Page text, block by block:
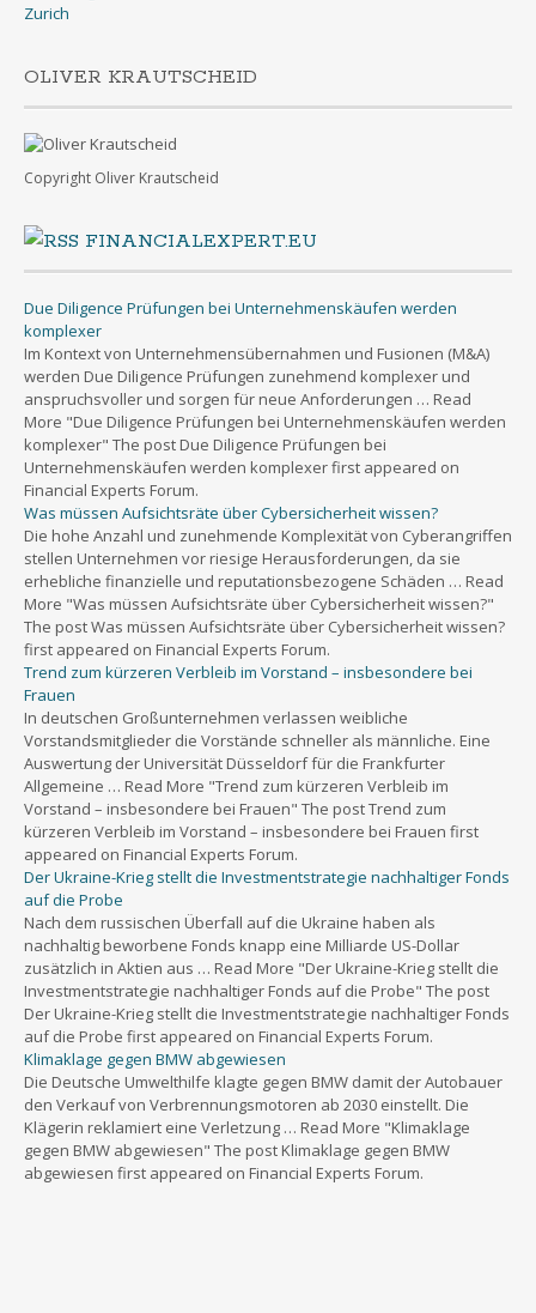
Copyright Oliver Krautscheid
komplexer
Im Kontext von Unternehmensübernahmen und Fusionen (M&A)
werden Due Diligence Prüfungen zunehmend komplexer und
anspruchsvoller und sorgen für neue Anforderungen … Read
More "Due Diligence Prüfungen bei Unternehmenskäufen werden
komplexer" The post Due Diligence Prüfungen bei
Unternehmenskäufen werden komplexer first appeared on
Financial Experts Forum.
Was müssen Aufsichtsräte über Cybersicherheit wissen?
Die hohe Anzahl und zunehmende Komplexität von Cyberangriffen
stellen Unternehmen vor riesige Herausforderungen, da sie
erhebliche finanzielle und reputationsbezogene Schäden … Read
More "Was müssen Aufsichtsräte über Cybersicherheit wissen?"
The post Was müssen Aufsichtsräte über Cybersicherheit wissen?
first appeared on Financial Experts Forum.
Trend zum kürzeren Verbleib im Vorstand – insbesondere bei
Frauen
In deutschen Großunternehmen verlassen weibliche
Vorstandsmitglieder die Vorstände schneller als männliche. Eine
Auswertung der Universität Düsseldorf für die Frankfurter
Allgemeine … Read More "Trend zum kürzeren Verbleib im
Vorstand – insbesondere bei Frauen" The post Trend zum
kürzeren Verbleib im Vorstand – insbesondere bei Frauen first
appeared on Financial Experts Forum.
Der Ukraine-Krieg stellt die Investmentstrategie nachhaltiger Fonds
auf die Probe
Nach dem russischen Überfall auf die Ukraine haben als
nachhaltig beworbene Fonds knapp eine Milliarde US-Dollar
zusätzlich in Aktien aus … Read More "Der Ukraine-Krieg stellt die
Investmentstrategie nachhaltiger Fonds auf die Probe" The post
Der Ukraine-Krieg stellt die Investmentstrategie nachhaltiger Fonds
auf die Probe first appeared on Financial Experts Forum.
Klimaklage gegen BMW abgewiesen
Die Deutsche Umwelthilfe klagte gegen BMW damit der Autobauer
den Verkauf von Verbrennungsmotoren ab 2030 einstellt. Die
Klägerin reklamiert eine Verletzung … Read More "Klimaklage
gegen BMW abgewiesen" The post Klimaklage gegen BMW
abgewiesen first appeared on Financial Experts Forum.